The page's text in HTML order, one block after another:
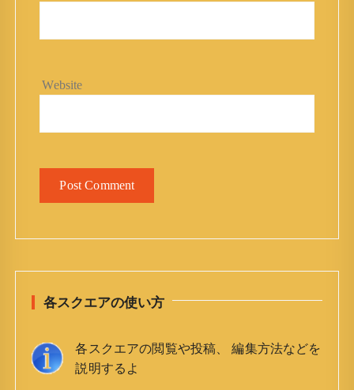
Website
各スクエアの使い方
各スクエアの閲覧や投稿、 編集方法などを
説明するよ